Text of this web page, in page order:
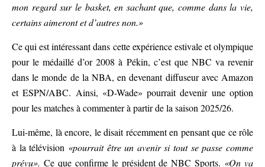
mon regard sur le basket, en sachant que, comme dans la vie,
certains aimeront et d’autres non.»
Ce qui est intéressant dans cette expérience estivale et olympique
pour le médaillé d’or 2008 à Pékin, c’est que NBC va revenir
dans le monde de la NBA, en devenant diffuseur avec Amazon
et ESPN/ABC. Ainsi, «D-Wade» pourrait devenir une option
pour les matches à commenter à partir de la saison 2025/26.
Lui-même, là encore, le disait récemment en pensant que ce rôle
à la télévision «pourrait être un avenir si tout se passe comme
prévu». Ce que confirme le président de NBC Sports. «On va